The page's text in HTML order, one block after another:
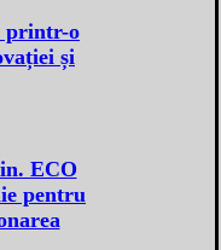
printr-o
și
ECO
pentru